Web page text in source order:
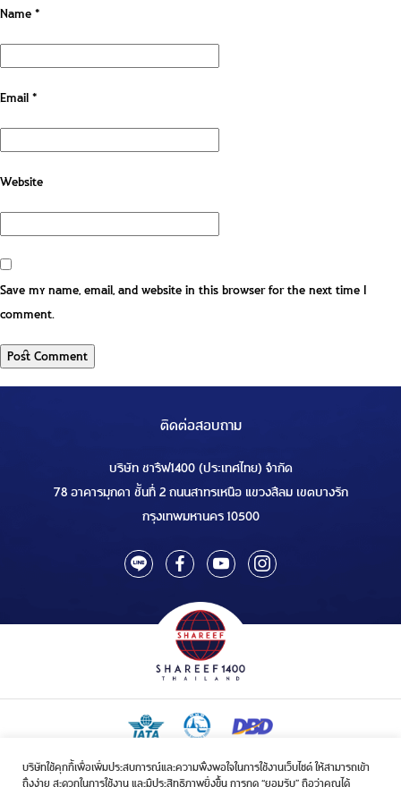
บริษัทใช้คุกกี้เพื่อเพิ่มประสบการณ์และความพึงพอใจในการใช้งานเว็บไซต์ ให้สามารถเข้า
ถึงง่าย สะดวกในการใช้งาน และมีประสิทธิภาพยิ่งขึ้น การกด “ยอมรับ” ถือว่าคุณได้
Name*
Email*
Website
Save my name, email, and website in this browser for the next time I
comment.
ติดต่อสอบถาม
บริษัท ชารีฟ1400 (ประเทศไทย) จำกัด
78 อาคารมุกดา ชั้นที่ 2 ถนนสาทรเหนือ แขวงสีลม เขตบางรัก
กรุงเทพมหานคร 10500
ใบอนุญาตเป็นผู้ประกอบกิจการรับจัดบริการขนส่งในกิจการฮัจย์เลขที่ 1/2568